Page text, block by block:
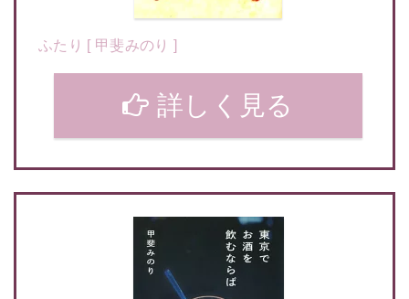
ふたり [ 甲斐みのり ]
詳しく見る